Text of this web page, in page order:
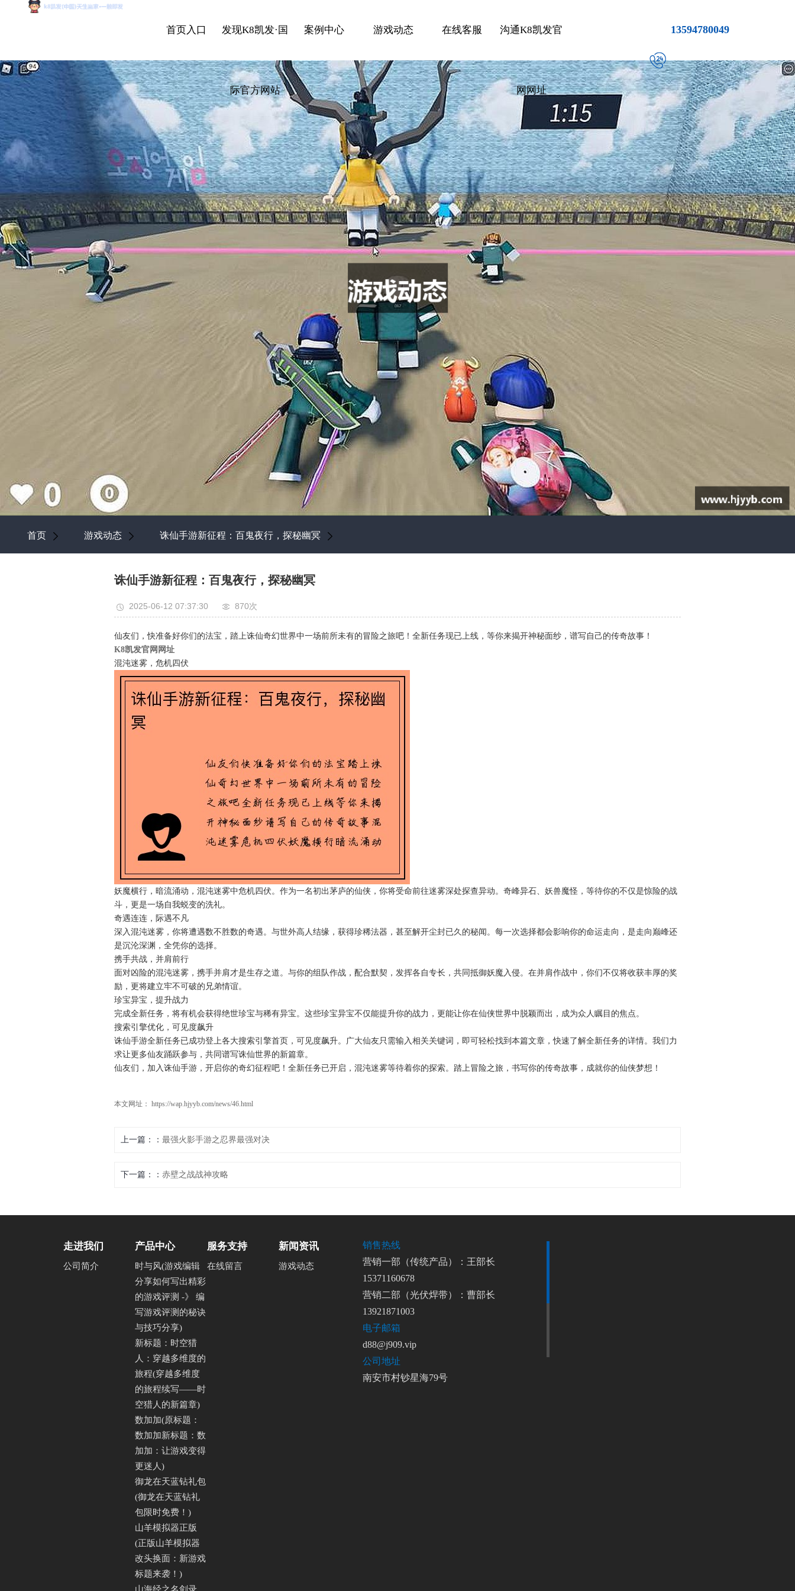
首页入口 发现K8凯发·国
际官方网站
案例中心 游戏动态 在线客服 沟通K8凯发官
网网址
13594780049
首页 游戏动态 诛仙手游新征程：百鬼夜行，探秘幽冥
诛仙手游新征程：百鬼夜行，探秘幽冥
2025-06-12 07:37:30 870次
仙友们，快准备好你们的法宝，踏上诛仙奇幻世界中一场前所未有的冒险之旅吧！全新任务现已上线，等你来揭开神秘面纱，谱写自己的传奇故事！
K8凯发官网网址
混沌迷雾，危机四伏
妖魔横行，暗流涌动，混沌迷雾中危机四伏。作为一名初出茅庐的仙侠，你将受命前往迷雾深处探查异动。奇峰异石、妖兽魔怪，等待你的不仅是惊险的战
斗，更是一场自我蜕变的洗礼。
奇遇连连，际遇不凡
深入混沌迷雾，你将遭遇数不胜数的奇遇。与世外高人结缘，获得珍稀法器，甚至解开尘封已久的秘闻。每一次选择都会影响你的命运走向，是走向巅峰还
是沉沦深渊，全凭你的选择。
携手共战，并肩前行
面对凶险的混沌迷雾，携手并肩才是生存之道。与你的组队作战，配合默契，发挥各自专长，共同抵御妖魔入侵。在并肩作战中，你们不仅将收获丰厚的奖
励，更将建立牢不可破的兄弟情谊。
珍宝异宝，提升战力
完成全新任务，将有机会获得绝世珍宝与稀有异宝。这些珍宝异宝不仅能提升你的战力，更能让你在仙侠世界中脱颖而出，成为众人瞩目的焦点。
搜索引擎优化，可见度飙升
诛仙手游全新任务已成功登上各大搜索引擎首页，可见度飙升。广大仙友只需输入相关关键词，即可轻松找到本篇文章，快速了解全新任务的详情。我们力
求让更多仙友踊跃参与，共同谱写诛仙世界的新篇章。
仙友们，加入诛仙手游，开启你的奇幻征程吧！全新任务已开启，混沌迷雾等待着你的探索。踏上冒险之旅，书写你的传奇故事，成就你的仙侠梦想！
本文网址： https://wap.hjyyb.com/news/46.html
上一篇： 最强火影手游之忍界最强对决
下一篇： 赤壁之战战神攻略
走进我们
公司简介
产品中心
时与风(游戏编辑
分享如何写出精彩
的游戏评测 -》 编
写游戏评测的秘诀
与技巧分享)
新标题：时空猎
人：穿越多维度的
旅程(穿越多维度
的旅程续写——时
空猎人的新篇章)
数加加(原标题：
数加加新标题：数
加加：让游戏变得
更迷人)
御龙在天蓝钻礼包
(御龙在天蓝钻礼
包限时免费！)
山羊模拟器正版
(正版山羊模拟器
改头换面：新游戏
标题来袭！)
服务支持
在线留言
新闻资讯
游戏动态
销售热线
营销一部（传统产品）：王部长
15371160678
营销二部（光伏焊带）：曹部长
13921871003
电子邮箱
d88@j909.vip
公司地址
南安市村钞星海79号